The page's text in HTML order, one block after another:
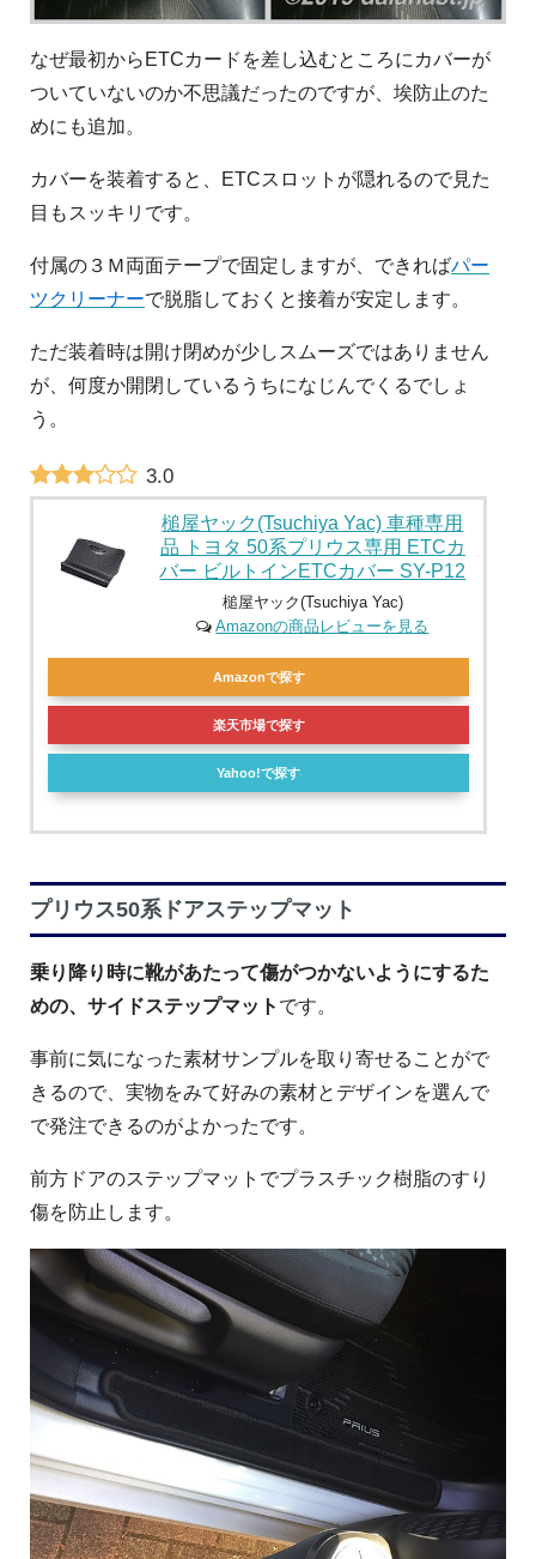
なぜ最初からETCカードを差し込むところにカバーが
ついていないのか不思議だったのですが、埃防止のた
めにも追加。
カバーを装着すると、ETCスロットが隠れるので見た
目もスッキリです。
付属の３Ｍ両面テープで固定しますが、できればパー
ツクリーナーで脱脂しておくと接着が安定します。
ただ装着時は開け閉めが少しスムーズではありません
が、何度か開閉しているうちになじんでくるでしょ
う。
3.0
槌屋ヤック(Tsuchiya Yac) 車種専用
品 トヨタ 50系プリウス専用 ETCカ
バー ビルトインETCカバー SY-P12
槌屋ヤック(Tsuchiya Yac)
Amazonの商品レビューを見る
Amazonで探す
楽天市場で探す
Yahoo!で探す
プリウス50系ドアステップマット
乗り降り時に靴があたって傷がつかないようにするた
めの、サイドステップマット です。
事前に気になった素材サンプルを取り寄せることがで
きるので、実物をみて好みの素材とデザインを選んで
で発注できるのがよかったです。
前方ドアのステップマットでプラスチック樹脂のすり
傷を防止します。